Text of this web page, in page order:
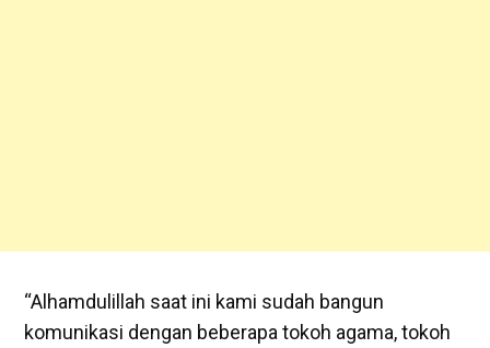
“Alhamdulillah saat ini kami sudah bangun
komunikasi dengan beberapa tokoh agama, tokoh